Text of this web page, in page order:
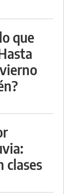
que
clases